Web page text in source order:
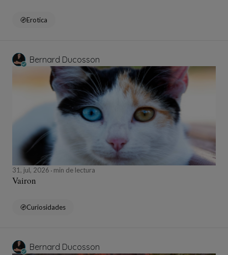
Erotica
Bernard Ducosson
31, jul, 2026 min de lectura
Vairon
Curiosidades
Bernard Ducosson